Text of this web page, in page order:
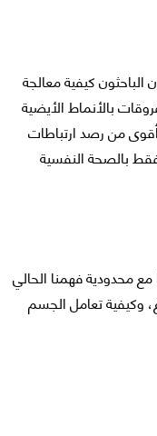
الباحثون كيفية معالجة
بالأنماط الأيضية
من رصد ارتباطات
بالصحة النفسية
محدودية فهمنا الحالي
وكيفية تعامل الجسم